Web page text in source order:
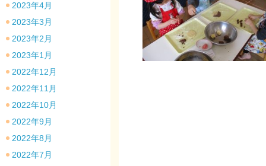
2023年4月
2023年3月
2023年2月
2023年1月
2022年12月
2022年11月
2022年10月
2022年9月
2022年8月
2022年7月